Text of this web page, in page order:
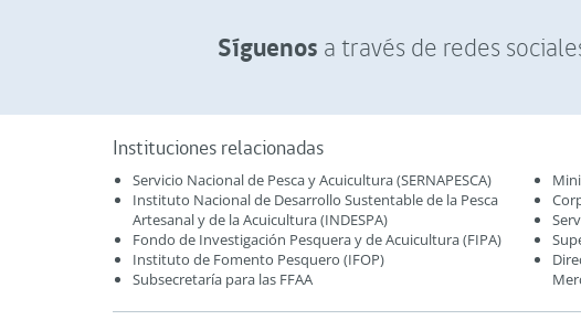
Síguenos a través de redes
Instituciones relacionadas
Servicio Nacional de Pesca y Acuicultura (SERNAPESCA)
Instituto Nacional de Desarrollo Sustentable de la Pesca
Artesanal y de la Acuicultura (INDESPA)
Fondo de Investigación Pesquera y de Acuicultura (FIPA)
Instituto de Fomento Pesquero (IFOP)
Subsecretaría para las FFAA